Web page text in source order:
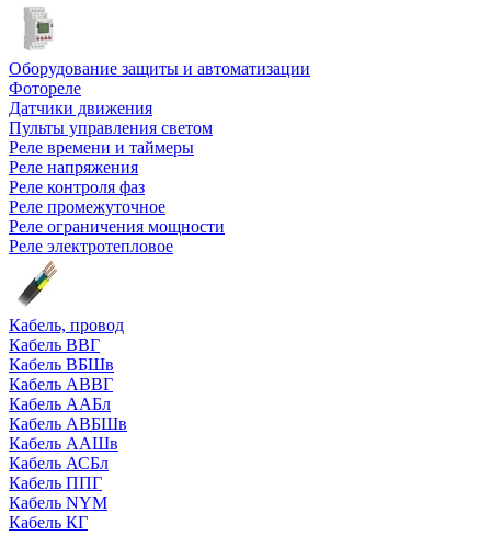
Оборудование защиты и автоматизации
Фотореле
Датчики движения
Пульты управления светом
Реле времени и таймеры
Реле напряжения
Реле контроля фаз
Реле промежуточное
Реле ограничения мощности
Реле электротепловое
Кабель, провод
Кабель ВВГ
Кабель ВБШв
Кабель АВВГ
Кабель ААБл
Кабель АВБШв
Кабель ААШв
Кабель АСБл
Кабель ППГ
Кабель NYM
Кабель КГ